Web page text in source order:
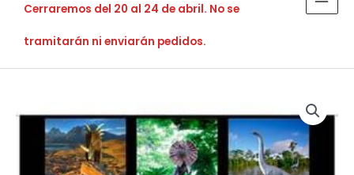
Cerraremos del 20 al 24 de abril. No se
tramitarán ni enviarán pedidos.